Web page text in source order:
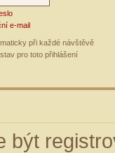
e-mail
při každé návštěvě
pro toto přihlášení
být